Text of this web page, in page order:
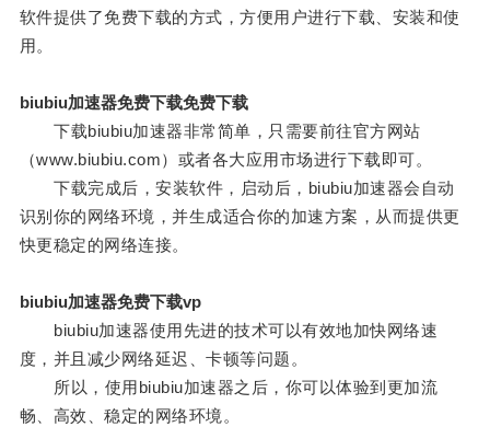
软件提供了免费下载的方式，方便用户进行下载、安装和使
用。
biubiu加速器免费下载免费下载
下载biubiu加速器非常简单，只需要前往官方网站
（www.biubiu.com）或者各大应用市场进行下载即可。
下载完成后，安装软件，启动后，biubiu加速器会自动
识别你的网络环境，并生成适合你的加速方案，从而提供更
快更稳定的网络连接。
biubiu加速器免费下载vp
biubiu加速器使用先进的技术可以有效地加快网络速
度，并且减少网络延迟、卡顿等问题。
所以，使用biubiu加速器之后，你可以体验到更加流
畅、高效、稳定的网络环境。